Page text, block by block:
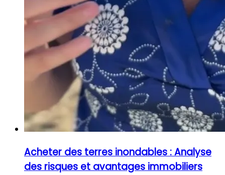
Acheter des terres inondables : Analyse
des risques et avantages immobiliers